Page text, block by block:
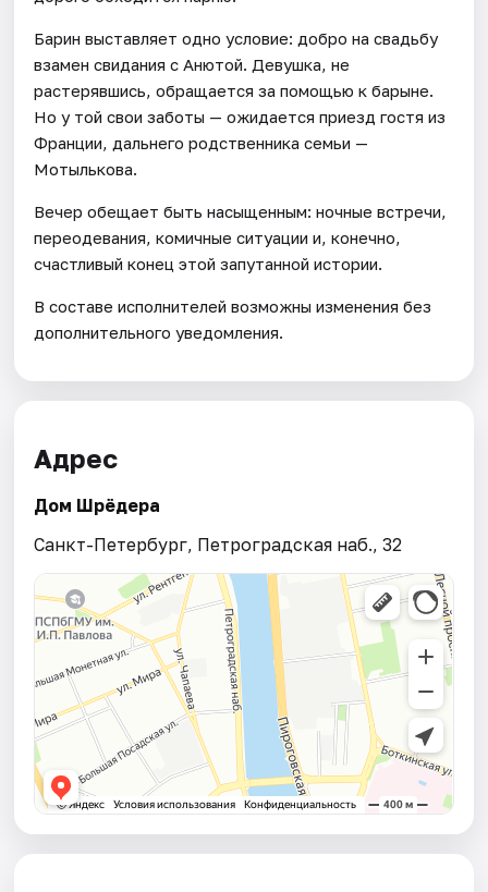
Барин выставляет одно условие: добро на свадьбу
взамен свидания с Анютой. Девушка, не
растерявшись, обращается за помощью к барыне.
Но у той свои заботы — ожидается приезд гостя из
Франции, дальнего родственника семьи —
Мотылькова.
Вечер обещает быть насыщенным: ночные встречи,
переодевания, комичные ситуации и, конечно,
счастливый конец этой запутанной истории.
В составе исполнителей возможны изменения без
дополнительного уведомления.
Адрес
Дом Шрёдера
Санкт-Петербург, Петроградская наб., 32